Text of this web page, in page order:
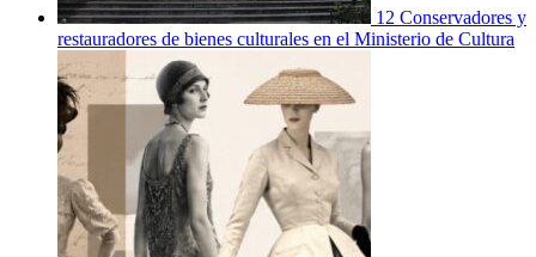
12 Conservadores y
restauradores de bienes culturales en el Ministerio de Cultura